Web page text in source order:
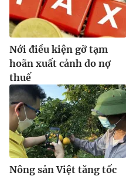
Nới điều kiện gỡ tạm
hoãn xuất cảnh do nợ
thuế
Nông sản Việt tăng tốc